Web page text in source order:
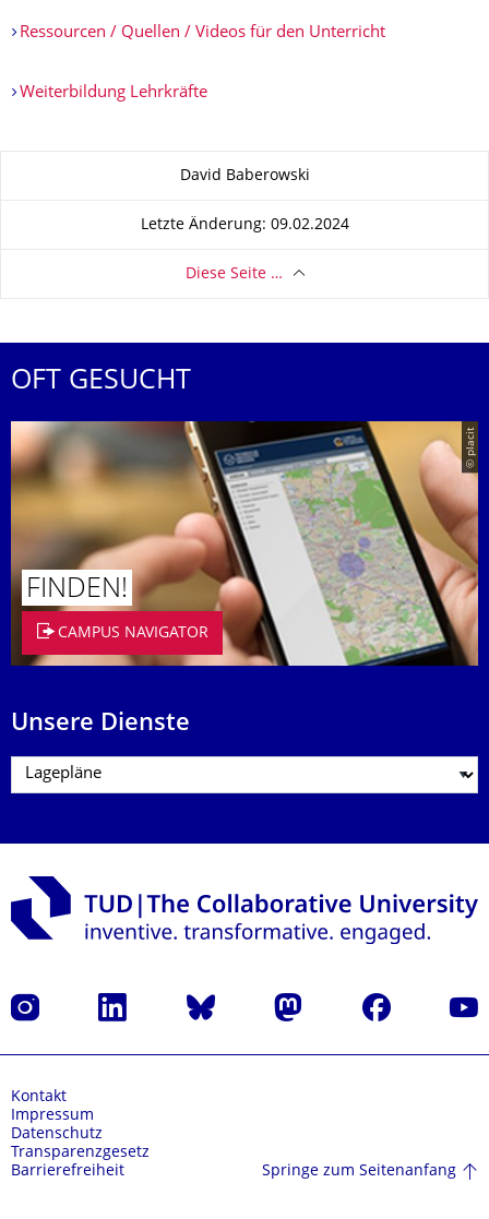
Ressourcen / Quellen / Videos für den Unterricht
Weiterbildung Lehrkräfte
David Baberowski
Letzte Änderung: 09.02.2024
Diese Seite …
OFT GESUCHT
© placit
FINDEN!
CAMPUS NAVIGATOR
Unsere Dienste
Instagram LinkedIn Bluesky Mastodon Facebook
Kontakt
Impressum
Datenschutz
Transparenzgesetz
Barrierefreiheit
Springe zum Seitenanfang